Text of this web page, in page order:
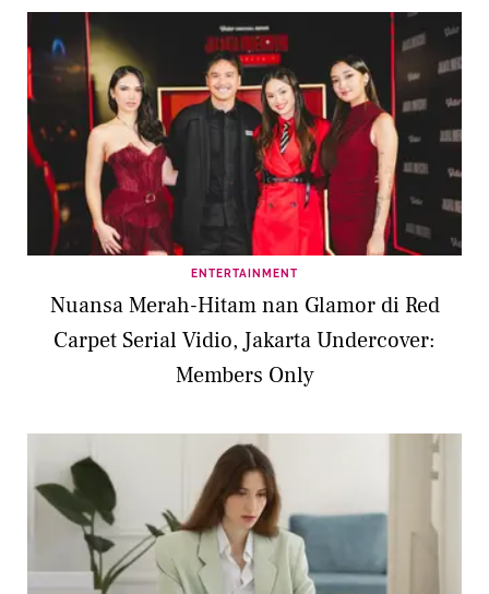
ENTERTAINMENT
Nuansa Merah-Hitam nan Glamor di Red
Carpet Serial Vidio, Jakarta Undercover:
Members Only